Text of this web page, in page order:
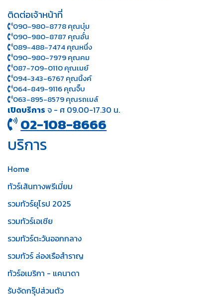
ติดต่อเจ้าหน้าที่
090-980-8778 คุณบุ๋ม
090-980-8787 คุณอั๋น
089-488-7474 คุณหนึ่ง
090-980-7979 คุณคม
087-709-0110 คุณเมย์
094-343-6767 คุณนิ้งค์
064-849-9116 คุณจิ๊บ
063-895-8 579คุณรถเมล์
เปิดบริการ จ - ศ 09.00-17.30 น.
02-108-8666
บริการ
Home
ทัวร์เส้นทางพรีเมี่ยม
รวมทัวร์ยุโรป 2025
รวมทัวร์เอเชีย
รวมทัวร์ตะวันออกกลาง
รวมทัวร์ ล่องเรือสำราญ
ทัวร์อเมริกา - แคนาดา
รับจัดกรุ๊ปส่วนตัว